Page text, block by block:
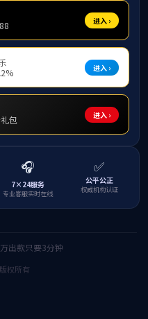
章文参
学院工
中做出
议。